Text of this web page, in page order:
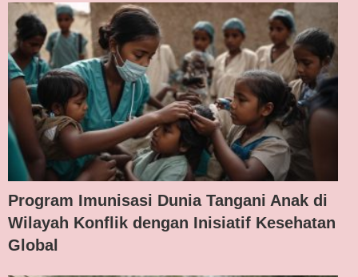
Program Imunisasi Dunia Tangani Anak di
Wilayah Konflik dengan Inisiatif Kesehatan
Global